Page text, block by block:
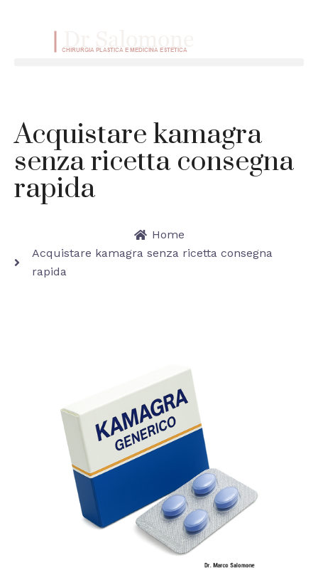
Acquistare kamagra
senza ricetta consegna
rapida
Home
Acquistare kamagra senza ricetta consegna
rapida